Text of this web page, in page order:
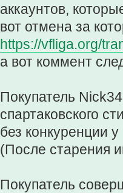
аккаунтов,
вот отмена за
https://vfliga.org/
а вот коммент
Покупатель
спартаковского
без конкуренции
(После старения
Покупатель